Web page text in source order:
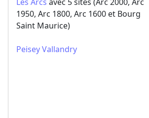
1950, Arc 1800, Arc 1600 et Bourg
Saint Maurice)
Peisey Vallandry